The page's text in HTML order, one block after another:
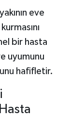
eve
bir hasta
uyumunu
hafifletir.